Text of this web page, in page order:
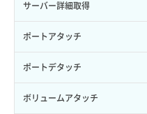
サーバー詳細取得
ポートアタッチ
ポートデタッチ
ボリュームアタッチ